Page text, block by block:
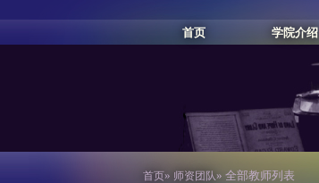
首页 学院介绍
首页» 师资团队» 全部教师列表